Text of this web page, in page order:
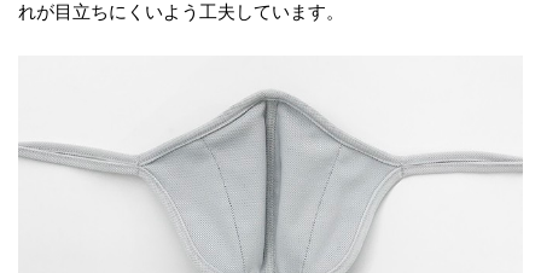
れが目立ちにくいよう工夫しています。